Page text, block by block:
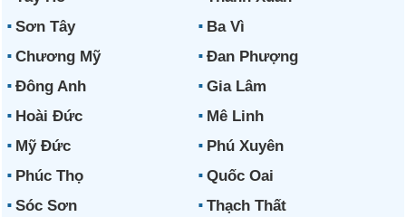
Sơn Tây
Ba Vì
Chương Mỹ
Đan Phượng
Đông Anh
Gia Lâm
Hoài Đức
Mê Linh
Mỹ Đức
Phú Xuyên
Phúc Thọ
Quốc Oai
Sóc Sơn
Thạch Thất